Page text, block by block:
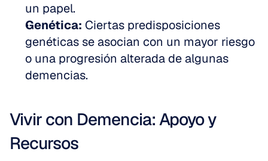
un papel.
Genética: Ciertas predisposiciones
genéticas se asocian con un mayor riesgo
o una progresión alterada de algunas
demencias.
Vivir con Demencia: Apoyo y
Recursos